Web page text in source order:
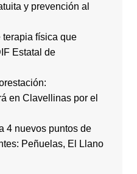
y prevención al
terapia física que
Estatal de
en Clavellinas por el
4 nuevos puntos de
Peñuelas, El Llano